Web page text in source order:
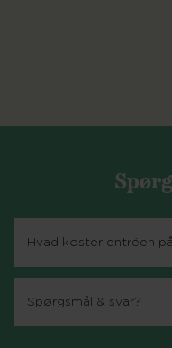
Hvad koster entréen
Spørgsmål & svar?